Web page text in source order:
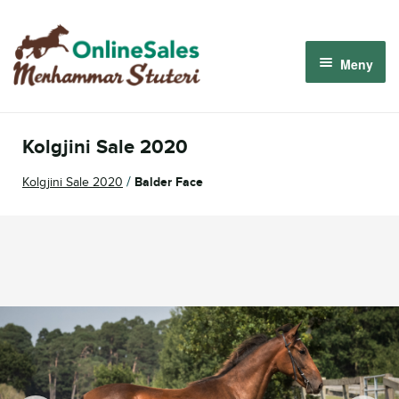
Hoppa
till
navigering
Hoppa
till
innehåll
Meny
Logga in
Kolgjini Sale 2020
Kolgjini Sale 2020 / Balder Face